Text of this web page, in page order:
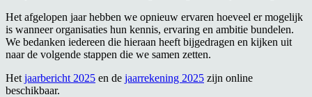
Het afgelopen jaar hebben we opnieuw ervaren hoeveel er mogelijk
is wanneer organisaties hun kennis, ervaring en ambitie bundelen.
We bedanken iedereen die hieraan heeft bijgedragen en kijken uit
naar de volgende stappen die we samen zetten.
Het jaarbericht 2025 en de jaarrekening 2025 zijn online
beschikbaar.